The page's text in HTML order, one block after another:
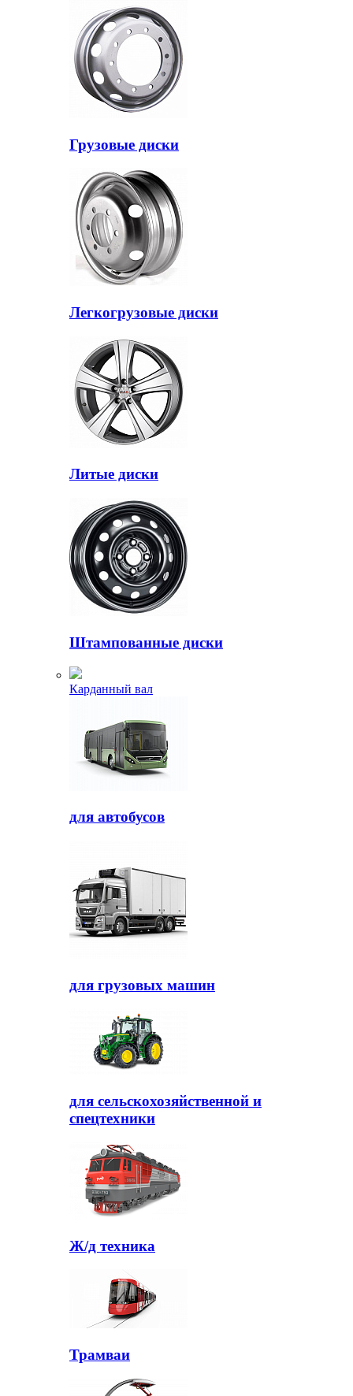
Грузовые диски
Легкогрузовые диски
Литые диски
Штампованные диски
Карданный вал
для автобусов
для грузовых машин
для сельскохозяйственной и
спецтехники
Ж/д техника
Трамваи